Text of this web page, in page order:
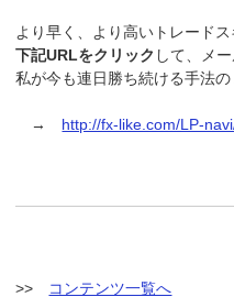
より早く、より高いトレードス
下記URLをクリック して、メ
私が今も連日勝ち続ける手法
→ http://fx-like.com/LP-
>> コンテンツ一覧へ